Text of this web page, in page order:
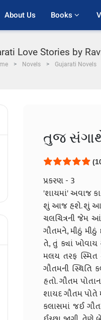
About Us Books
Love Stories by
Novels Gujarati Novels
તુજ
પ્રકરણ - 3
'શાયમાં' અવાજ
શું આજ હશે. શું આ
ચલચિત્રની જેમ
ગૌતમને, મીઠું
તે, તું ક્યાં
મલય તરફ સ્મિત
ગૌતમની સ્થિતિ
હતો. ગૌતમ
શાયદ ગૌતમ
કલાસમાં જઈ